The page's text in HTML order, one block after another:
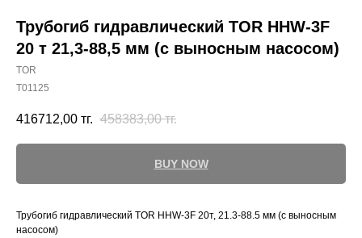
Трубогиб гидравлический TOR HHW-3F
20 т 21,3-88,5 мм (с выносным насосом)
TOR
T01125
416712,00 тг. 458383,00 тг.
BUY NOW
Трубогиб гидравлический TOR HHW-3F 20т, 21.3-88.5 мм (с выносным
насосом)